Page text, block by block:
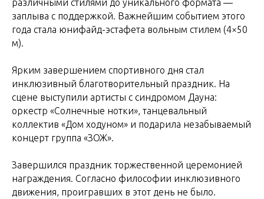
различными стилями до уникального формата —
заплыва с поддержкой. Важнейшим событием этого
года стала юнифайд-эстафета вольным стилем (4×50
м).
Ярким завершением спортивного дня стал
инклюзивный благотворительный праздник. На
сцене выступили артисты с синдромом Дауна:
оркестр «Солнечные нотки», танцевальный
коллектив «Дом ходуном» и подарила незабываемый
концерт группа «ЗОЖ».
Завершился праздник торжественной церемонией
награждения. Согласно философии инклюзивного
движения, проигравших в этот день не было.